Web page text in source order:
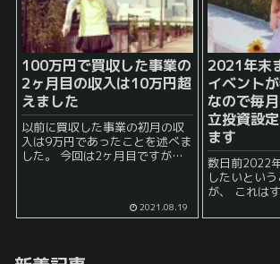
100万円で買収した事業の
2ヶ月目の収入は10万円超
えました
以前に買収した事業の初月の収
入は9万円であったことを述べま
した。 今回は2ヶ月目ですが、
本ばかりを読む生活が続いてい
2021.08.19
2021年末
イベント
なので毎
立投資設
ます
数日前2022
したいとい
が、 これはすなわち、 2021年
の末日まで
ことは私の